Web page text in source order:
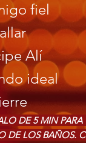
fiel
Alí
ideal
DE 5 MIN
DE LOS BAÑOS.